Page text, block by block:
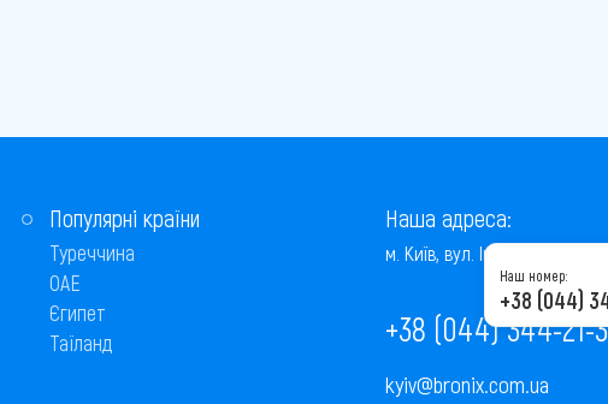
Популярні країни
Туреччина
ОАЕ
Єгипет
Таїланд
Наша адреса:
м. Київ, вул. Інститутська, 22/
+38 (044) 344-21-
kyiv@bronix.com.ua
Наш номер:
+38 (044)